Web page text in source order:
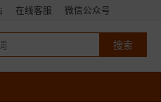
在线客服 微信公众号